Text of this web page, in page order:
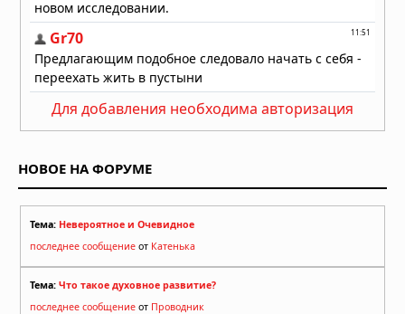
Для добавления необходима авторизация
НОВОЕ НА ФОРУМЕ
Тема: Невероятное и Очевидное
последнее сообщение от Катенька
Тема: Что такое духовное развитие?
последнее сообщение от Проводник